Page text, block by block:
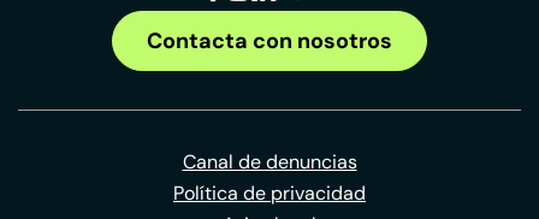
Contacta con nosotros
Canal de denuncias
Política de privacidad